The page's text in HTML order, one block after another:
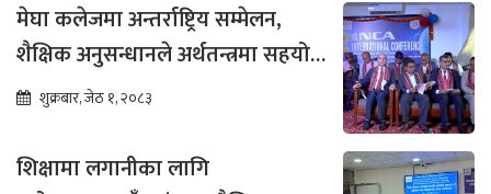
मेघा कलेजमा अन्तर्राष्ट्रिय सम्मेलन,
शैक्षिक अनुसन्धानले अर्थतन्त्रमा सहयोग
पुग्ने विश्वास
शुक्रबार, जेठ १, २०८३
शिक्षामा लगानीका लागि